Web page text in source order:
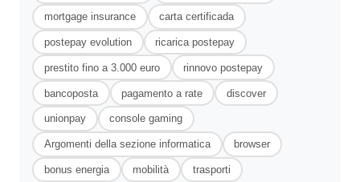
mortgage insurance carta certificada
postepay evolution ricarica postepay
prestito fino a 3.000 euro rinnovo postepay
bancoposta pagamento a rate discover
unionpay console gaming
Argomenti della sezione informatica browser
bonus energia mobilità trasporti